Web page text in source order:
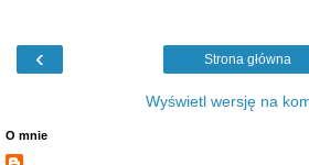
‹ Strona główna
Wyświetl wersję na
O mnie